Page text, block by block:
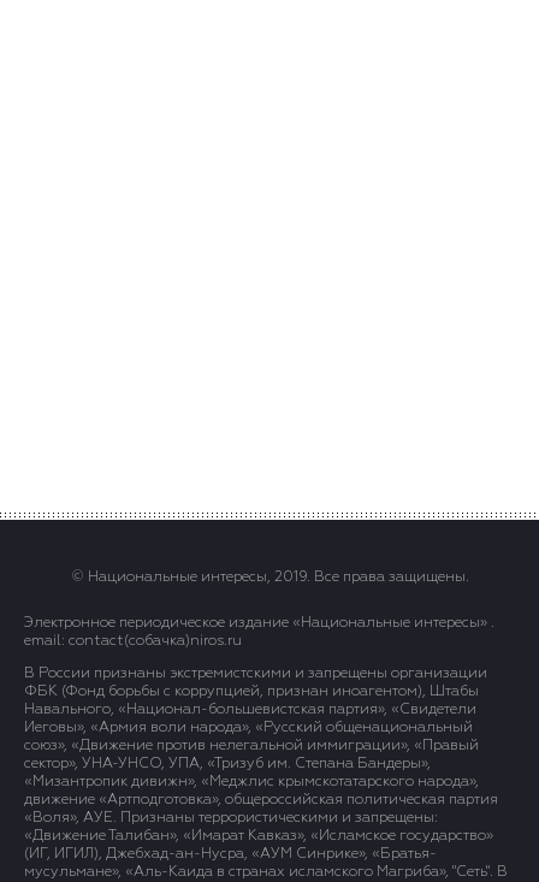
© Национальные интересы, 2019. Все права защищены.
Электронное периодическое издание «Национальные интересы» .
email: contact(сoбaчка)niros.ru
В России признаны экстремистскими и запрещены организации
ФБК (Фонд борьбы с коррупцией, признан иноагентом), Штабы
Навального, «Национал-большевистская партия», «Свидетели
Иеговы», «Армия воли народа», «Русский общенациональный
союз», «Движение против нелегальной иммиграции», «Правый
сектор», УНА-УНСО, УПА, «Тризуб им. Степана Бандеры»,
«Мизантропик дивижн», «Меджлис крымскотатарского народа»,
движение «Артподготовка», общероссийская политическая партия
«Воля», АУЕ. Признаны террористическими и запрещены:
«Движение Талибан», «Имарат Кавказ», «Исламское государство»
(ИГ, ИГИЛ), Джебхад-ан-Нусра, «АУМ Синрике», «Братья-
мусульмане», «Аль-Каида в странах исламского Магриба», "Сеть". В